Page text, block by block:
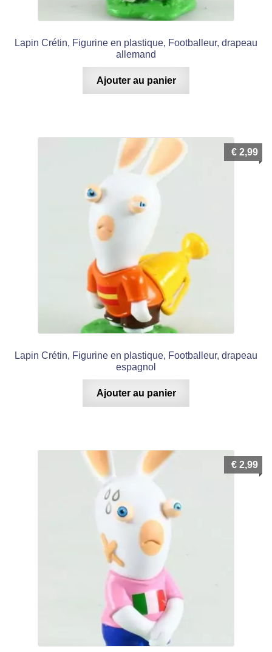
Lapin Crétin, Figurine en plastique, Footballeur, drapeau
allemand
Ajouter au panier
Lapin Crétin, Figurine en plastique, Footballeur, drapeau
espagnol
€ 2,99
Ajouter au panier
€ 2,99